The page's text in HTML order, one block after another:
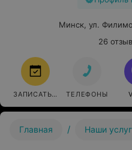
Минск, ул.
26
ЗАПИСАТЬСЯ ТЕЛЕФОНЫ
Главная / Наши